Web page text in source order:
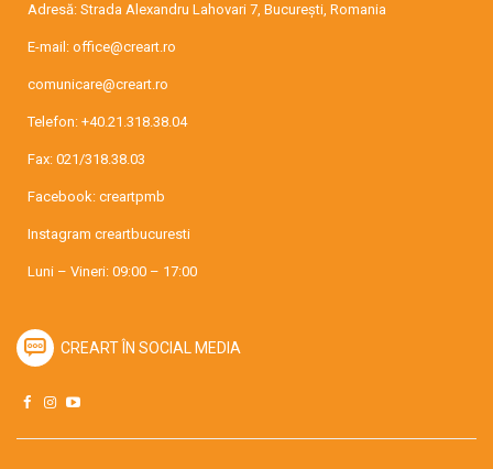
Adresă: Strada Alexandru Lahovari 7, București, Romania
E-mail: office@creart.ro
comunicare@creart.ro
Telefon: +40.21.318.38.04
Fax: 021/318.38.03
Facebook: creartpmb
Instagram creartbucuresti
Luni – Vineri: 09:00 – 17:00
CREART ÎN SOCIAL MEDIA